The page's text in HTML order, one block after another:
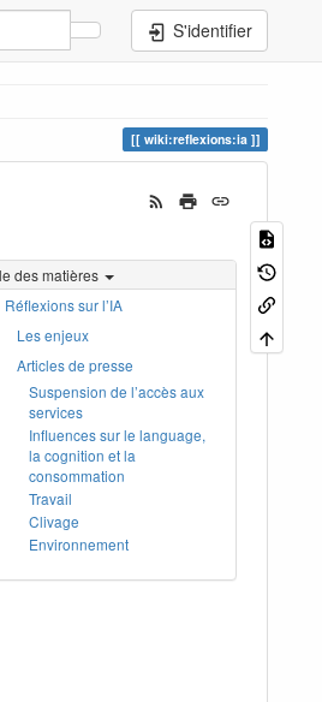
S'identifier
wiki:reflexions:ia
des matières
Réflexions sur l’IA
Les enjeux
Articles de presse
Suspension de l’accès aux
services
Influences sur le language,
la cognition et la
consommation
Travail
Clivage
Environnement